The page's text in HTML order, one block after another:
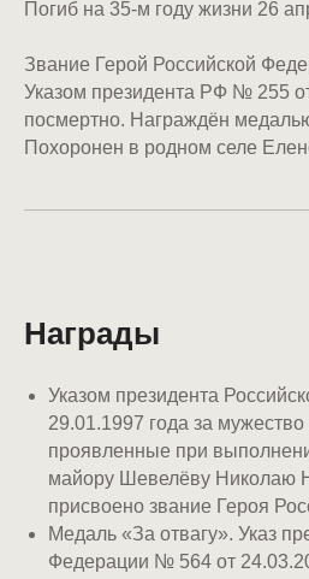
Погиб на 35-м году жизни 26
Звание Герой Российской
Указом президента РФ № 255
посмертно. Награждён
Похоронен в родном селе
Награды
Указом президента
29.01.1997 года за мужество
проявленные при
майору Шевелёву Николаю
присвоено звание Героя
Медаль «За отвагу». Указ
Федерации № 564 от